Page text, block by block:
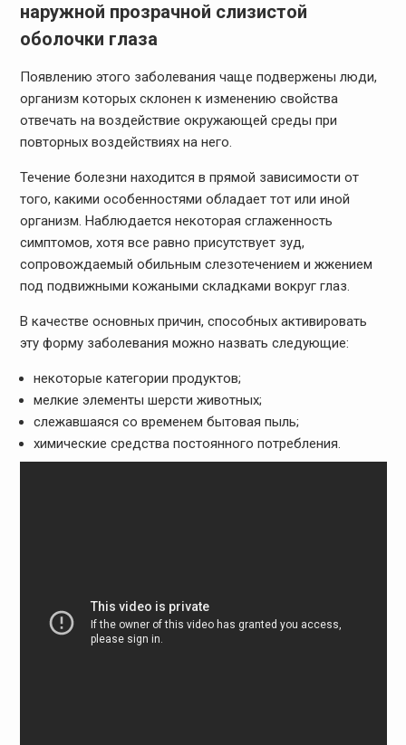
наружной прозрачной слизистой
оболочки глаза
Появлению этого заболевания чаще подвержены люди,
организм которых склонен к изменению свойства
отвечать на воздействие окружающей среды при
повторных воздействиях на него.
Течение болезни находится в прямой зависимости от
того, какими особенностями обладает тот или иной
организм. Наблюдается некоторая сглаженность
симптомов, хотя все равно присутствует зуд,
сопровождаемый обильным слезотечением и жжением
под подвижными кожаными складками вокруг глаз.
В качестве основных причин, способных активировать
эту форму заболевания можно назвать следующие:
некоторые категории продуктов;
мелкие элементы шерсти животных;
слежавшаяся со временем бытовая пыль;
химические средства постоянного потребления.